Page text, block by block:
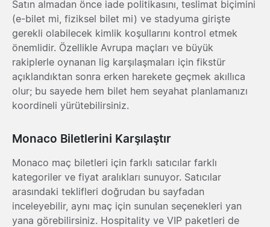
Satın almadan önce iade politikasını, teslimat biçimini
(e-bilet mi, fiziksel bilet mi) ve stadyuma girişte
gerekli olabilecek kimlik koşullarını kontrol etmek
önemlidir. Özellikle Avrupa maçları ve büyük
rakiplerle oynanan lig karşılaşmaları için fikstür
açıklandıktan sonra erken harekete geçmek akıllıca
olur; bu sayede hem bilet hem seyahat planlamanızı
koordineli yürütebilirsiniz.
Monaco Biletlerini Karşılaştır
Monaco maç biletleri için farklı satıcılar farklı
kategoriler ve fiyat aralıkları sunuyor. Satıcılar
arasındaki teklifleri doğrudan bu sayfadan
inceleyebilir, aynı maç için sunulan seçenekleri yan
yana görebilirsiniz. Hospitality ve VIP paketleri de